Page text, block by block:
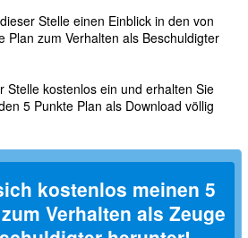
Stelle einen Einblick in den von
Plan zum Verhalten als Beschuldigter
Stelle kostenlos ein und erhalten Sie
5 Punkte Plan als Download völlig
kostenlos meinen 5
Verhalten als Zeuge